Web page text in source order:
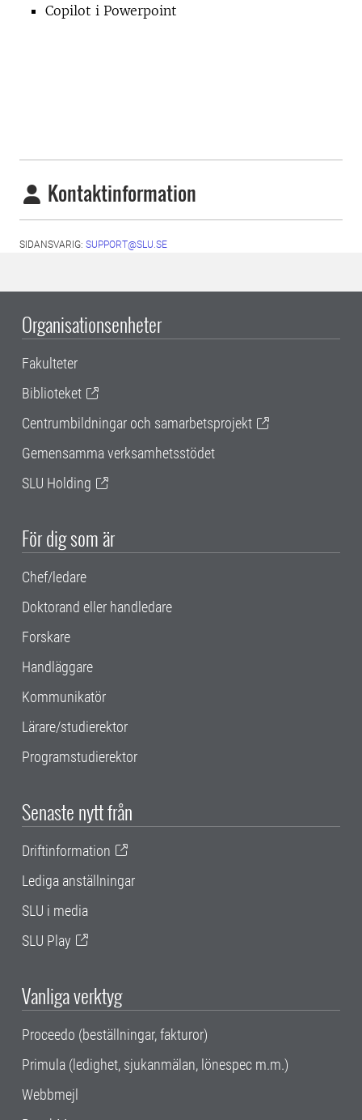
Copilot i Powerpoint
Kontaktinformation
SIDANSVARIG: SUPPORT@SLU.SE
Organisationsenheter
Fakulteter
Biblioteket
Centrumbildningar och samarbetsprojekt
Gemensamma verksamhetsstödet
SLU Holding
För dig som är
Chef/ledare
Doktorand eller handledare
Forskare
Handläggare
Kommunikatör
Lärare/studierektor
Programstudierektor
Senaste nytt från
Driftinformation
Lediga anställningar
SLU i media
SLU Play
Vanliga verktyg
Proceedo (beställningar, fakturor)
Primula (ledighet, sjukanmälan, lönespec m.m.)
Webbmejl